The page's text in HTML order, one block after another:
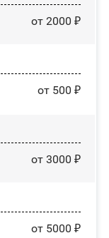
от 2000 ₽
от 500 ₽
от 3000 ₽
от 5000 ₽